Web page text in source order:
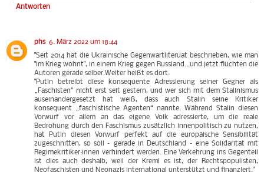
Antworten
phs 6. März 2022 um 18:44
"Seit 2014 hat die Ukrainische Gegenwartliteruat beschrieben, wie man
"im Krieg wohnt", in einem Krieg gegen Russland...und jetzt flüchten die
Autoren gerade selber.Weiter heißt es dort:
"Putin betreibt diese konsequente Adressierung seiner Gegner als
„Faschisten“ nicht erst seit gestern, und wer sich mit dem Stalinismus
auseinandergesetzt hat weiß, dass auch Stalin seine Kritiker
konsequent „faschistische Agenten“ nannte. Während Stalin diesen
Vorwurf vor allem an das eigene Volk adressierte, um die reale
Bedrohung durch den Faschismus zusätzlich innenpolitisch zu nutzen,
hat Putin diesen Vorwurf perfekt auf die europäische Sensibilität
zugeschnitten, so soll – gerade in Deutschland – eine Solidarität mit
Regimekritiker:innen verhindert werden. Eine Verkehrung ins Gegenteil
ist dies auch deshalb, weil der Kreml es ist, der Rechtspopulisten,
Neofaschisten und Neonazis international unterstützt und finanziert."